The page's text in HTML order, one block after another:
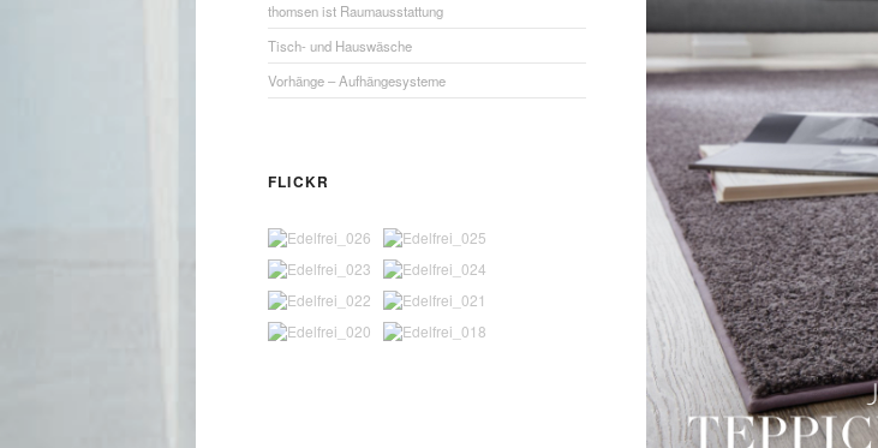
thomsen ist Raumausstattung
Tisch- und Hauswäsche
Vorhänge – Aufhängesysteme
FLICKR